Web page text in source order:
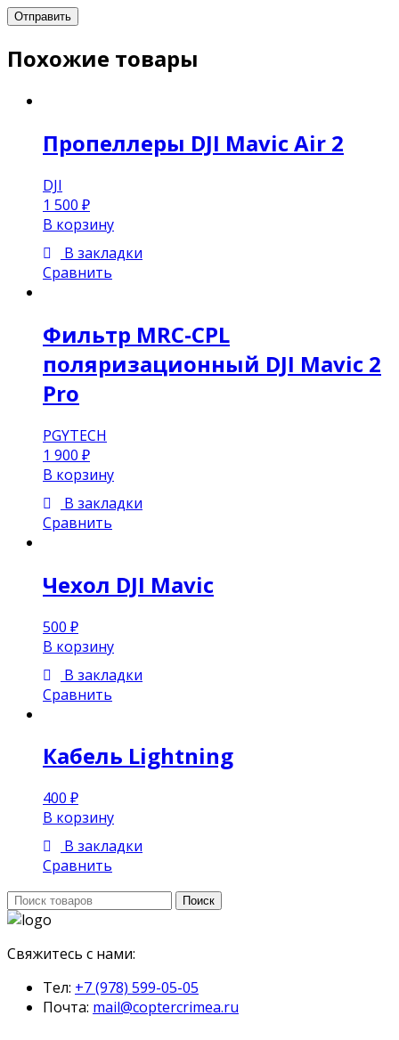
Похожие товары
Пропеллеры DJI Mavic Air 2
DJI
1 500 ₽
В корзину
В закладки
Сравнить
Фильтр MRC-CPL
поляризационный DJI Mavic 2
Pro
PGYTECH
1 900 ₽
В корзину
В закладки
Сравнить
Чехол DJI Mavic
500 ₽
В корзину
В закладки
Сравнить
Кабель Lightning
400 ₽
В корзину
В закладки
Сравнить
Поиск:
Поиск
Свяжитесь с нами:
Тел: +7 (978) 599-05-05
Почта: mail@coptercrimea.ru